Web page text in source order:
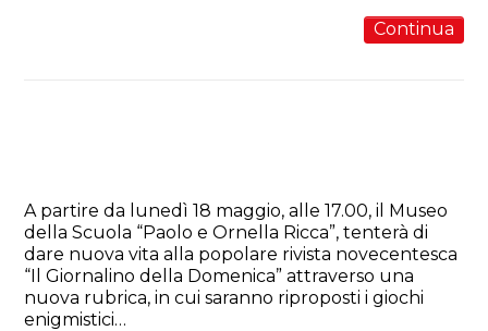
Continua
A partire da lunedì 18 maggio, alle 17.00, il Museo
della Scuola “Paolo e Ornella Ricca”, tenterà di
dare nuova vita alla popolare rivista novecentesca
“Il Giornalino della Domenica” attraverso una
nuova rubrica, in cui saranno riproposti i giochi
enigmistici…